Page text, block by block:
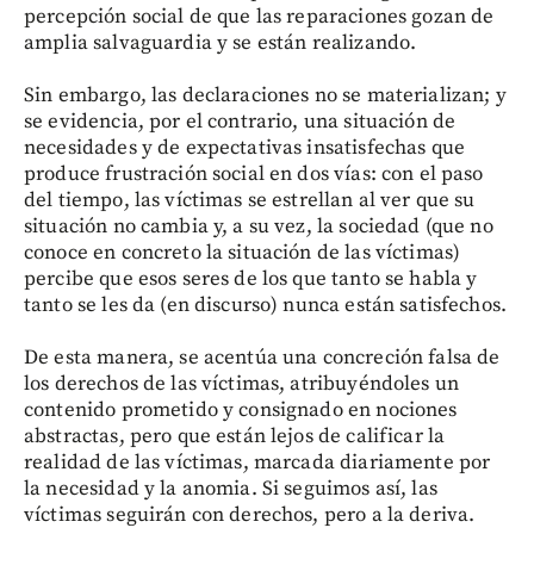
percepción social de que las reparaciones gozan de
amplia salvaguardia y se están realizando.
Sin embargo, las declaraciones no se materializan; y
se evidencia, por el contrario, una situación de
necesidades y de expectativas insatisfechas que
produce frustración social en dos vías: con el paso
del tiempo, las víctimas se estrellan al ver que su
situación no cambia y, a su vez, la sociedad (que no
conoce en concreto la situación de las víctimas)
percibe que esos seres de los que tanto se habla y
tanto se les da (en discurso) nunca están satisfechos.
De esta manera, se acentúa una concreción falsa de
los derechos de las víctimas, atribuyéndoles un
contenido prometido y consignado en nociones
abstractas, pero que están lejos de calificar la
realidad de las víctimas, marcada diariamente por
la necesidad y la anomia. Si seguimos así, las
víctimas seguirán con derechos, pero a la deriva.